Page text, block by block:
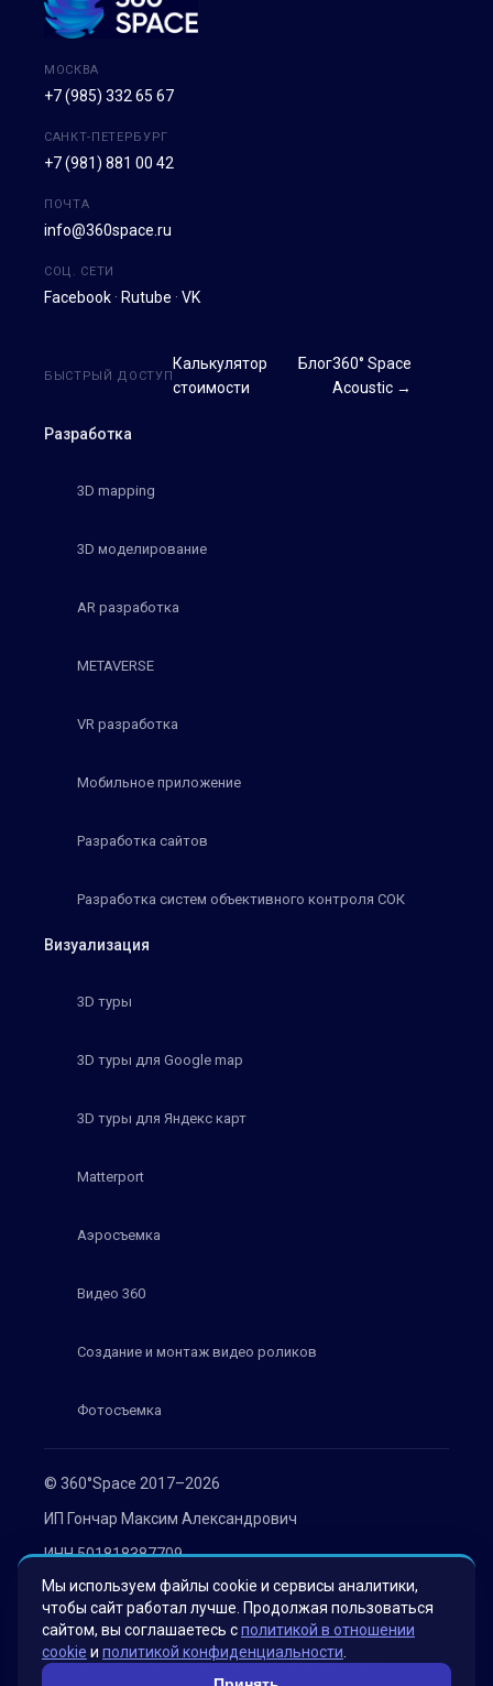
© 360°Space 2017–2026
ИП Гончар Максим Александрович
ИНН 501818387709
ОГРН 319508100030536
Политика конфиденциальности
Согласие на обработку персональных данных
МОСКВА
+7 (985) 332 65 67
САНКТ-ПЕТЕРБУРГ
+7 (981) 881 00 42
ПОЧТА
info@360space.ru
СОЦ. СЕТИ
Facebook · Rutube · VK
Разработка
3D mapping
3D моделирование
AR разработка
METAVERSE
VR разработка
Мобильное приложение
Разработка сайтов
Разработка систем объективного контроля СОК
Визуализация
3D туры
3D туры для Google map
3D туры для Яндекс карт
Matterport
Аэросъемка
Видео 360
Создание и монтаж видео роликов
Фотосъемка
БЫСТРЫЙ ДОСТУП
Калькулятор
стоимости
Блог360° Space
Acoustic →
Мы используем файлы cookie и сервисы аналитики,
чтобы сайт работал лучше. Продолжая пользоваться
сайтом, вы соглашаетесь сполитикой в отношении
cookie и политикой конфиденциальности